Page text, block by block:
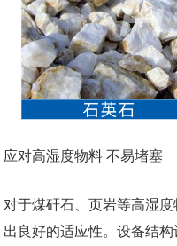
应对高湿度物料 不易堵塞
对于煤矸石、页岩等高湿
出良好的适应性。设备结